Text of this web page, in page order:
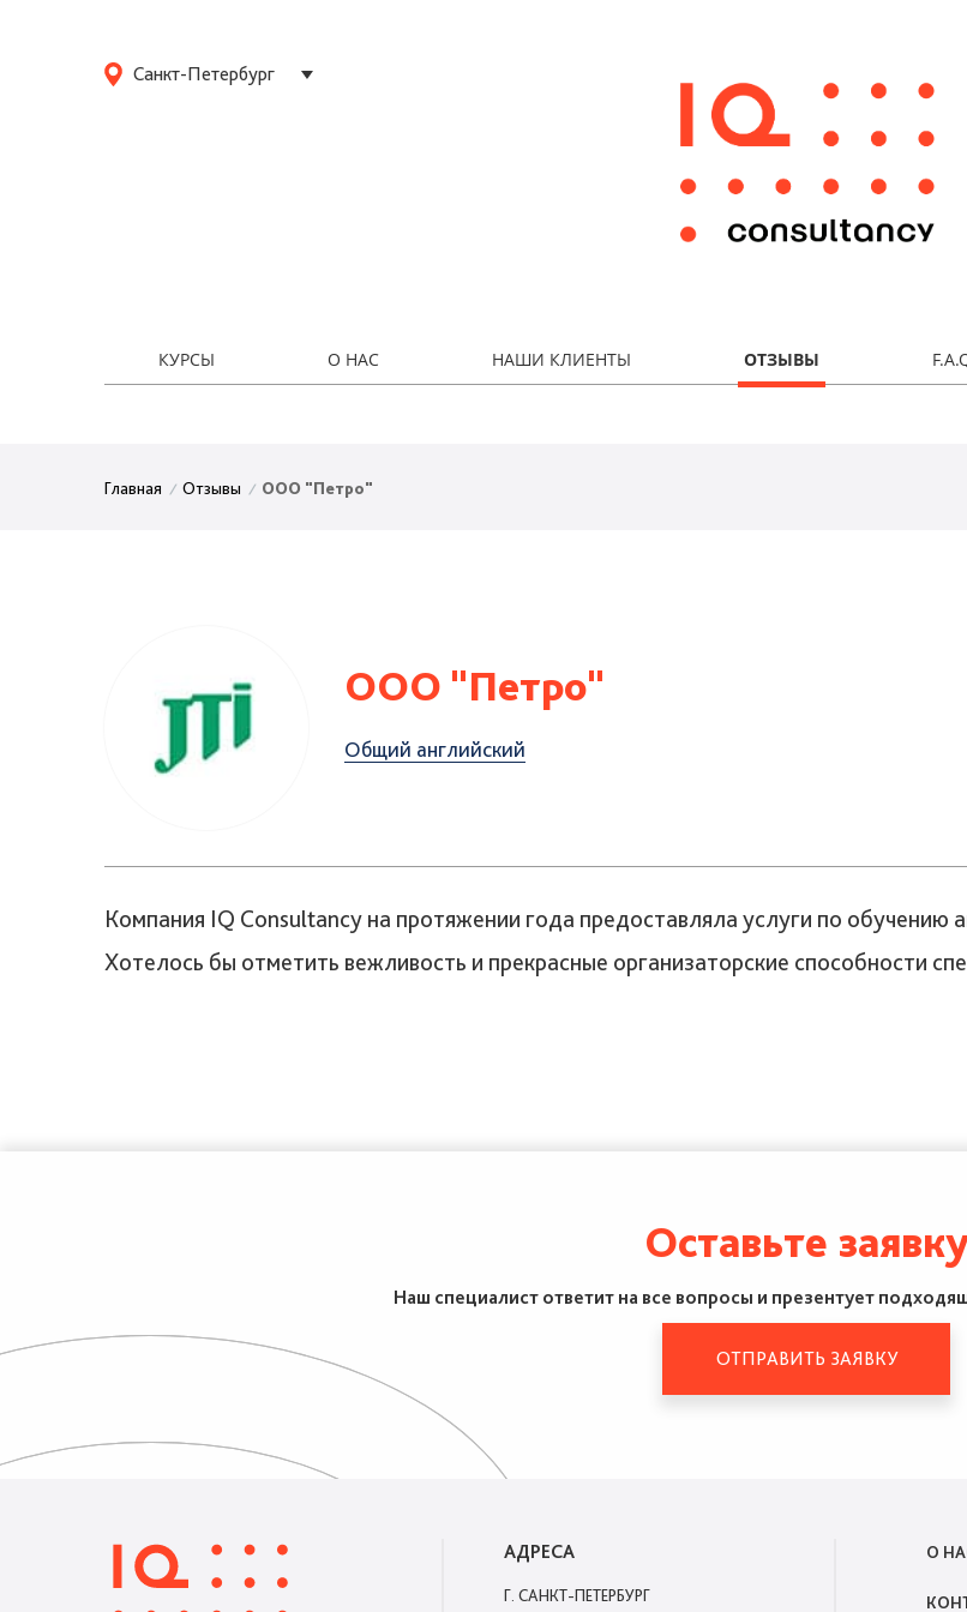
Санкт-Петербург
КУРСЫ О НАС НАШИ КЛИЕНТЫ ОТЗЫВЫ
Главная / Отзывы / ООО "Петро"
ООО "Петро"
Общий английский
Компания IQ Consultancy на протяжении года предоставляла услуги по
Хотелось бы отметить вежливость и прекрасные организаторские способности
Оставьте
Наш специалист ответит на все вопросы и презентует
ОТПРАВИТЬ ЗАЯВКУ
АДРЕСА
Г. САНКТ-ПЕТЕРБУРГ
О